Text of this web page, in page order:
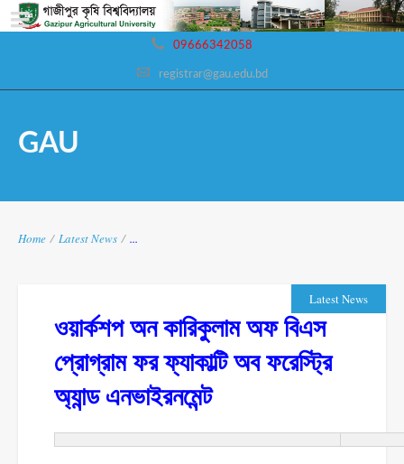
09666342058
registrar@gau.edu.bd
GAU
Home / Latest News / ...
Latest News
ওয়ার্কশপ অন কারিকুলাম অফ বিএস
প্রোগ্রাম ফর ফ্যাকাল্টি অব ফরেস্ট্রি
অ্যান্ড এনভাইরনমেন্ট